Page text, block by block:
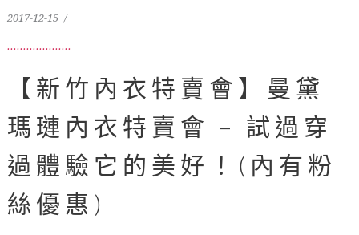
2017-12-15
【新竹內衣特賣會】曼黛
瑪璉內衣特賣會 – 試過穿
過體驗它的美好！(內有粉
絲優惠)